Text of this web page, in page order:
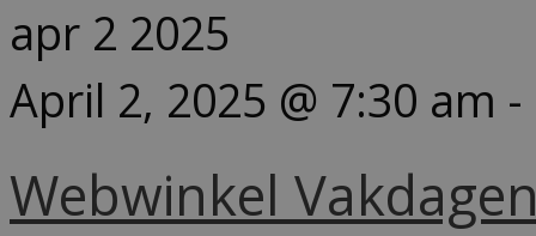
apr 2 2025
April 2, 2025 @ 7:30 am -
Webwinkel